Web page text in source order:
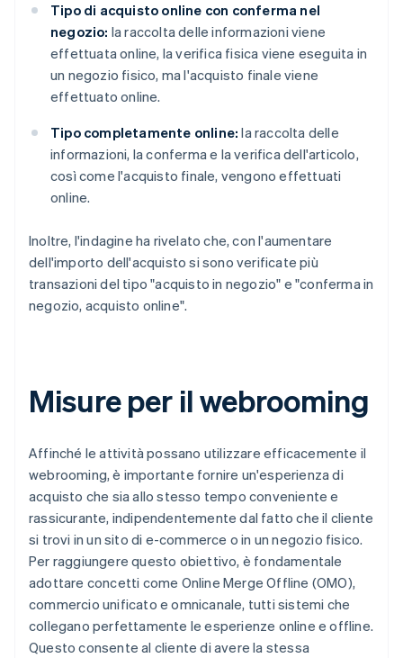
Tipo di acquisto online con conferma nel
negozio: la raccolta delle informazioni viene
effettuata online, la verifica fisica viene eseguita in
un negozio fisico, ma l'acquisto finale viene
effettuato online.
Tipo completamente online: la raccolta delle
informazioni, la conferma e la verifica dell'articolo,
così come l'acquisto finale, vengono effettuati
online.
Inoltre, l'indagine ha rivelato che, con l'aumentare
dell'importo dell'acquisto si sono verificate più
transazioni del tipo "acquisto in negozio" e "conferma in
negozio, acquisto online".
Misure per il webrooming
Affinché le attività possano utilizzare efficacemente il
webrooming, è importante fornire un'esperienza di
acquisto che sia allo stesso tempo conveniente e
rassicurante, indipendentemente dal fatto che il cliente
si trovi in un sito di e-commerce o in un negozio fisico.
Per raggiungere questo obiettivo, è fondamentale
adottare concetti come Online Merge Offline (OMO),
commercio unificato e omnicanale, tutti sistemi che
collegano perfettamente le esperienze online e offline.
Questo consente al cliente di avere la stessa